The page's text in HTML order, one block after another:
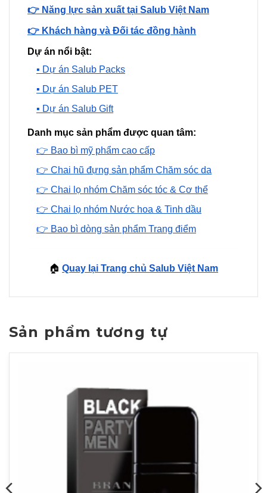
👉 Năng lực sản xuất tại Salub Việt Nam
👉 Khách hàng và Đối tác đồng hành
Dự án nổi bật:
▪️ Dự án Salub Packs
▪️ Dự án Salub PET
▪️ Dự án Salub Gift
Danh mục sản phẩm được quan tâm:
👉 Bao bì mỹ phẩm cao cấp
👉 Chai hũ đựng sản phẩm Chăm sóc da
👉 Chai lọ nhóm Chăm sóc tóc & Cơ thể
👉 Chai lọ nhóm Nước hoa & Tinh dầu
👉 Bao bì dòng sản phẩm Trang điểm
🏠 Quay lại Trang chủ Salub Việt Nam
Sản phẩm tương tự